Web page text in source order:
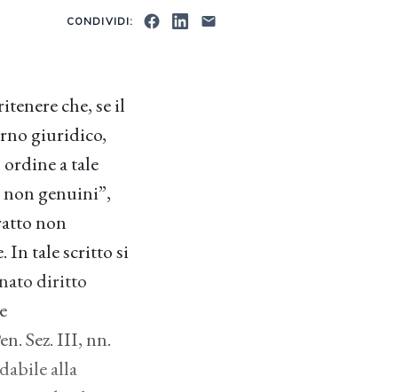
CONDIVIDI:
che, se il
giuridico,
a tale
genuini”,
non
In tale scritto si
diritto
Sez. III, nn.
alla